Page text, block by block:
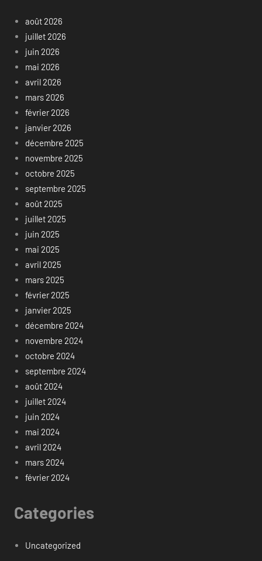
août 2026
juillet 2026
juin 2026
mai 2026
avril 2026
mars 2026
février 2026
janvier 2026
décembre 2025
novembre 2025
octobre 2025
septembre 2025
août 2025
juillet 2025
juin 2025
mai 2025
avril 2025
mars 2025
février 2025
janvier 2025
décembre 2024
novembre 2024
octobre 2024
septembre 2024
août 2024
juillet 2024
juin 2024
mai 2024
avril 2024
mars 2024
février 2024
Categories
Uncategorized